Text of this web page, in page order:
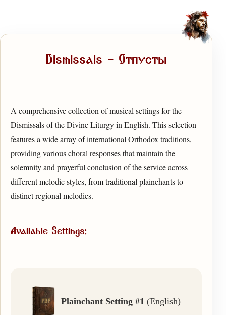
Dismissals — Отпусты
A comprehensive collection of musical settings for the
Dismissals of the Divine Liturgy in English. This selection
features a wide array of international Orthodox traditions,
providing various choral responses that maintain the
solemnity and prayerful conclusion of the service across
different melodic styles, from traditional plainchants to
distinct regional melodies.
Available Settings:
Plainchant Setting #1 (English)